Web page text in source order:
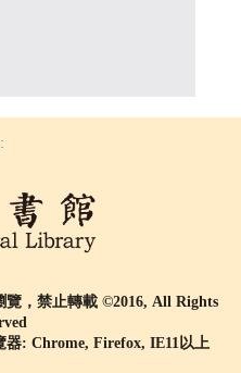
覽，禁止轉載 ©2016, All Rights
: Chrome, Firefox, IE11以上